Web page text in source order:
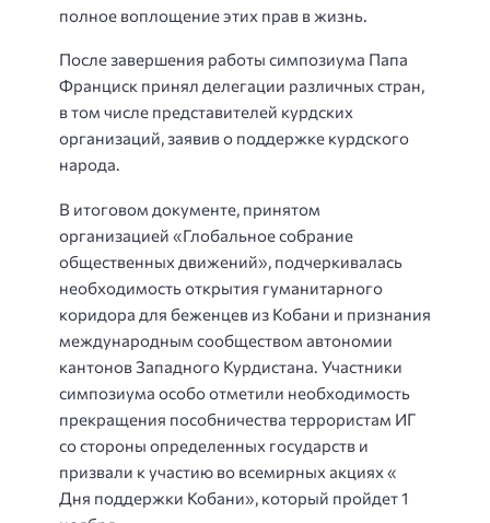
полное воплощение этих прав в жизнь.
После завершения работы симпозиума Папа
Франциск принял делегации различных стран,
в том числе представителей курдских
организаций, заявив о поддержке курдского
народа.
В итоговом документе, принятом
организацией «Глобальное собрание
общественных движений», подчеркивалась
необходимость открытия гуманитарного
коридора для беженцев из Кобани и признания
международным сообществом автономии
кантонов Западного Курдистана. Участники
симпозиума особо отметили необходимость
прекращения пособничества террористам ИГ
со стороны определенных государств и
призвали к участию во всемирных акциях «
Дня поддержки Кобани», который пройдет 1